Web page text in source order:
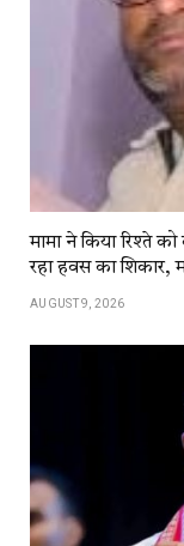
मामा ने किया रिश्ते
रहा हवस का शिकार,
AUGUST 9, 2026